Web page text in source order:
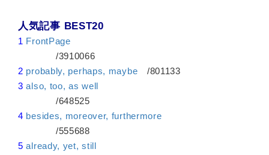
人気記事 BEST20
1 FrontPage
/3910066
2 probably, perhaps, maybe /801133
3 also, too, as well
/648525
4 besides, moreover, furthermore
/555688
5 already, yet, still